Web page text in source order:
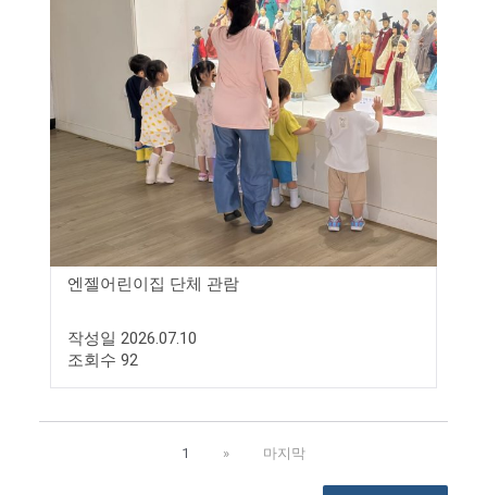
엔젤어린이집 단체 관람
작성일 2026.07.10
조회수 92
1 » 마지막